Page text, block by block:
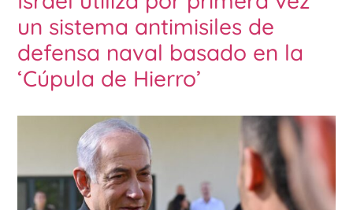
un sistema antimisiles de
defensa naval basado en la
‘Cúpula de Hierro’